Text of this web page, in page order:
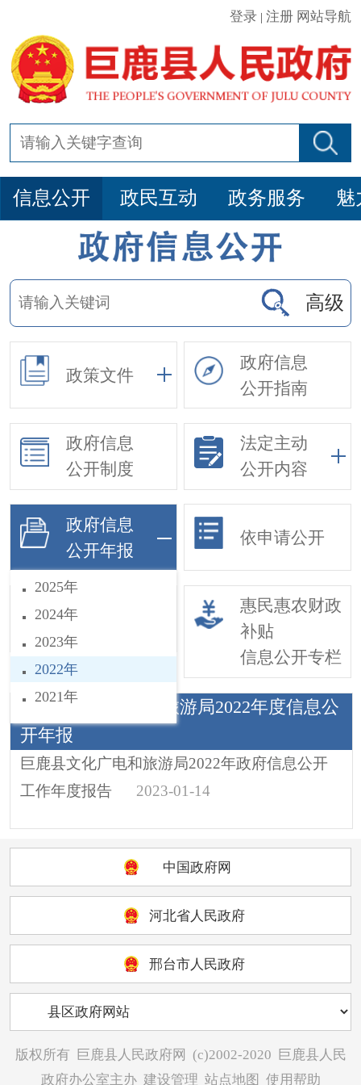
登录 |注册 网站导航
信息公开 政民互动 政务服务 魅
高级
政策文件
政府信息
公开指南
政府信息
公开制度
法定主动
公开内容
政府信息
公开年报
2025年
2024年
2023年
2022年
2021年
依申请公开
基层政务公开
事项目录
惠民惠农财政
补贴
信息公开专栏
巨鹿县文化广电和旅游局2022年度信息公
开年报
巨鹿县文化广电和旅游局2022年政府信息公开
工作年度报告
2023-01-14
中国政府网
河北省人民政府
邢台市人民政府
版权所有 巨鹿县人民政府网 (c)2002-2020
巨鹿县人民
政府办公室主办 建设管理 站点地图 使用帮助